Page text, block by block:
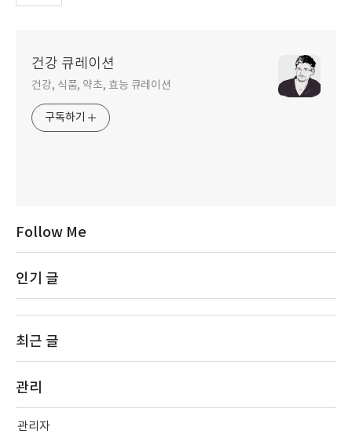
건강 큐레이션
건강, 식품, 약초, 효능 큐레이션
구독하기
Follow Me
인기 글
최근 글
관리
관리자